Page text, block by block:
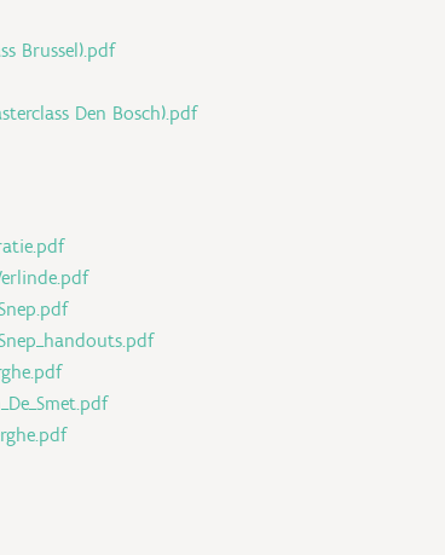
Brussel).pdf
Den Bosch).pdf